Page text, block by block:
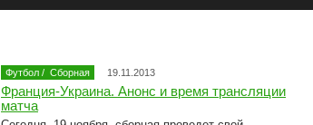
Футбол / Сборная 19.11.2013
Франция-Украина. Анонс и время трансляции
матча